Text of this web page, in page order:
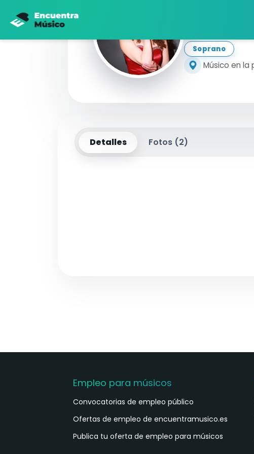
Soprano
Músico en la
Detalles Fotos (2)
Empleo para músicos
Convocatorias de empleo público
Ofertas de empleo de encuentramusico.es
Publica tu oferta de empleo para músicos